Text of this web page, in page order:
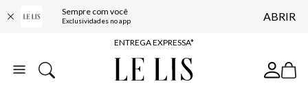
Sempre com você
Exclusividades no app ABRIR
COMPRE ONLINE E RETIRE EM LOJA*
ENTREGA EXPRESSA*
FRETE GRÁTIS*